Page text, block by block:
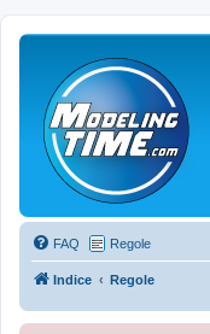
FAQ Regole
Indice Regole